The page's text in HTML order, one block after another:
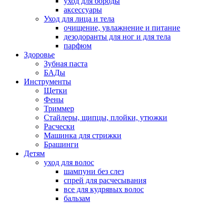
аксессуары
Уход для лица и тела
очищение, увлажнение и питание
дезодоранты для ног и для тела
парфюм
Здоровье
Зубная паста
БАДы
Инструменты
Щетки
Фены
Триммер
Стайлеры, щипцы, плойки, утюжки
Расчески
Машинка для стрижки
Брашинги
Детям
уход для волос
шампуни без слез
спрей для расчесывания
все для кудрявых волос
бальзам